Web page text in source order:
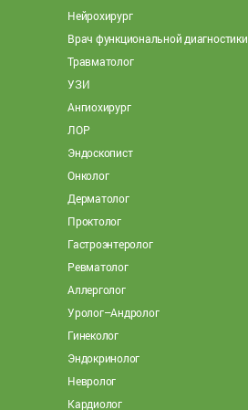
Нейрохирург
Врач функциональной диагностики
Травматолог
УЗИ
Ангиохирург
ЛОР
Эндоскопист
Онколог
Дерматолог
Проктолог
Гастроэнтеролог
Ревматолог
Аллерголог
Уролог–Андролог
Гинеколог
Эндокринолог
Невролог
Кардиолог